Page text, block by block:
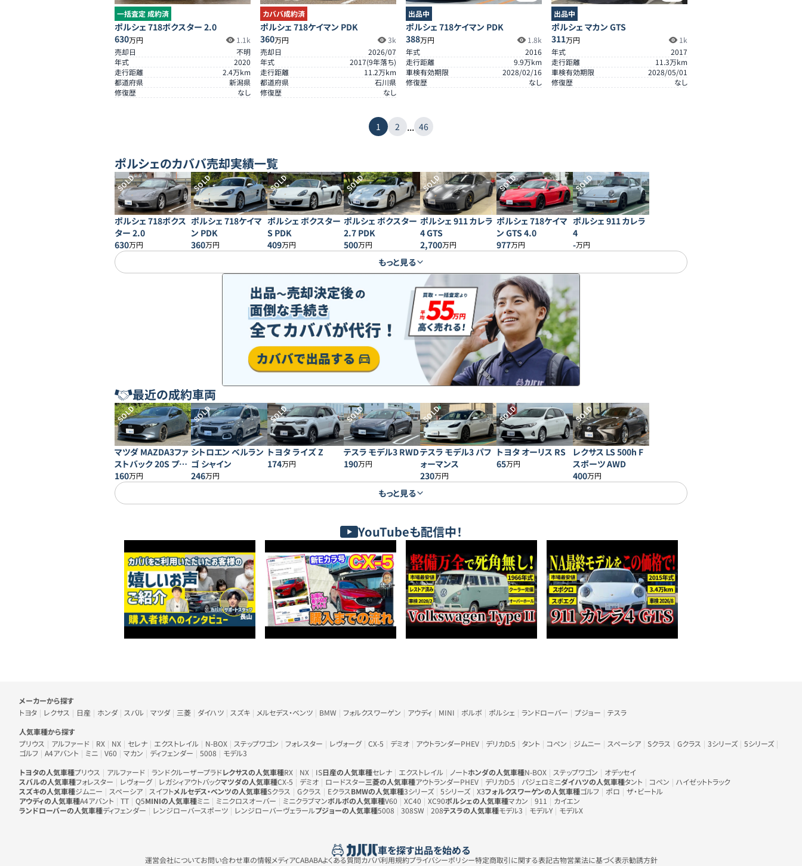
一括査定 成約済
ポルシェ 718ボクスター 2.0
630万円
1.1k
売却日
不明
年式
2020
走行距離
2.4万km
都道府県
新潟県
修復歴
なし
カババ成約済
ポルシェ 718ケイマン PDK
360万円
3k
売却日
2026/07
年式
2017(9年落ち)
走行距離
11.2万km
都道府県
石川県
修復歴
なし
出品中
ポルシェ 718ケイマン PDK
388万円
1.8k
年式
2016
走行距離
9.9万km
車検有効期限
2028/02/16
修復歴
なし
出品中
ポルシェ マカン GTS
311万円
1k
年式
2017
走行距離
11.3万km
車検有効期限
2028/05/01
修復歴
なし
1 2 ... 46
ポルシェのカババ売却実績一覧
SOLD
ポルシェ 718ボクス
ター 2.0
630万円
SOLD
ポルシェ 718ケイマ
ン PDK
360万円
SOLD
ポルシェ ボクスター
S PDK
409万円
SOLD
ポルシェ ボクスター
2.7 PDK
500万円
SOLD
ポルシェ 911 カレラ
4 GTS
2,700万円
SOLD
ポルシェ 718ケイマ
ン GTS 4.0
977万円
SOLD
ポルシェ 911 カレラ
4
-万円
もっと見る
最近の成約車両
SOLD
マツダ MAZDA3ファ
ストバック 20S プロ
アクティブ
160万円
SOLD
シトロエン ベルラン
ゴ シャイン
246万円
SOLD
トヨタ ライズ Z
174万円
SOLD
テスラ モデル3 RWD
190万円
SOLD
テスラ モデル3 パフ
ォーマンス
230万円
SOLD
トヨタ オーリス RS
65万円
SOLD
レクサス LS 500h F
スポーツ AWD
400万円
もっと見る
YouTubeも配信中！
車のメーカー・人気車種から探す
メーカーから探す
トヨタ
レクサス 日産 ホンダ スバル マツダ 三菱 ダイハツ スズキ メルセデス・ベンツ BMW フォルクスワーゲン アウディ MINI ボルボ ポルシェ ランドローバー プジョー
テスラ
人気車種から探す
プリウス
アルファード RX NX セレナ エクストレイル N-BOX ステップワゴン フォレスター レヴォーグ CX-5 デミオ アウトランダーPHEV デリカD:5 タント コペン ジムニー スペーシア Sクラス Gクラス 3シリーズ
5シリーズ
ゴルフ
A4アバント ミニ V60 マカン ディフェンダー 5008
モデル3
トヨタの人気車種プリウス アルファード ランドクルーザープラドレクサスの人気車種RX NX IS日産の人気車種セレナ エクストレイル ノートホンダの人気車種N-BOX ステップワゴン
オデッセイ
スバルの人気車種フォレスター レヴォーグ レガシィアウトバックマツダの人気車種CX-5 デミオ ロードスター三菱の人気車種アウトランダーPHEV デリカD:5 パジェロミニダイハツの人気車種タント コペン
ハイゼットトラック
スズキの人気車種ジムニー スペーシア スイフトメルセデス・ベンツの人気車種Sクラス Gクラス EクラスBMWの人気車種3シリーズ 5シリーズ X3フォルクスワーゲンの人気車種ゴルフ ポロ
ザ・ビートル
アウディの人気車種A4アバント TT Q5MINIの人気車種ミニ ミニクロスオーバー ミニクラブマンボルボの人気車種V60 XC40 XC90ポルシェの人気車種マカン 911
カイエン
ランドローバーの人気車種ディフェンダー レンジローバースポーツ レンジローバーヴェラールプジョーの人気車種5008 308SW 208テスラの人気車種モデル3 モデルY モデルX
車を探す出品を始める
運営会社についてお問い合わせ車の情報メディアCABABAよくある質問カババ利用規約プライバシーポリシー特定商取引に関する表記古物営業法に基づく表示勧誘方針